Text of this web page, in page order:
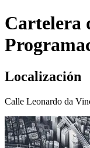
Cartelera
Localización
Calle Leonardo da